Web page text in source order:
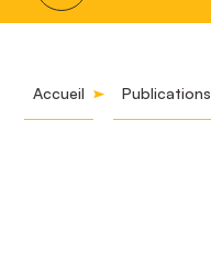
Accueil Publications